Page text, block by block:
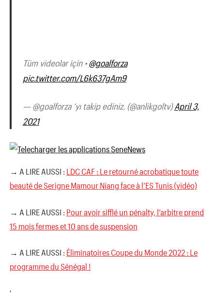
Tüm videolar için •@goalforza
pic.twitter.com/L6k637gAm9
— @goalforza ‘yı takip ediniz. (@anlikgoltv)April 3,
2021
→ A LIRE AUSSI : LDC CAF : Le retourné acrobatique toute
beauté de Serigne Mamour Niang face à l’ES Tunis (vidéo)
→ A LIRE AUSSI : Pour avoir sifflé un pénalty, l’arbitre prend
15 mois fermes et 10 ans de suspension
→ A LIRE AUSSI : Éliminatoires Coupe du Monde 2022 : Le
programme du Sénégal !
'